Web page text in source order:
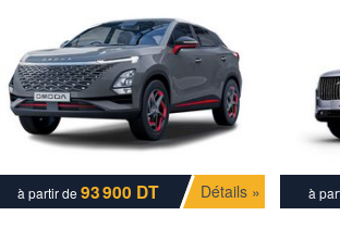
à partir de93 900 DT Détails » à